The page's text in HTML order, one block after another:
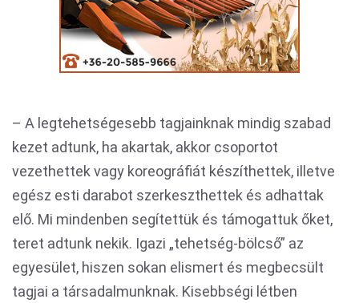
– A legtehetségesebb tagjainknak mindig szabad
kezet adtunk, ha akartak, akkor csoportot
vezethettek vagy koreográfiát készíthettek, illetve
egész esti darabot szerkeszthettek és adhattak
elő. Mi mindenben segítettük és támogattuk őket,
teret adtunk nekik. Igazi „tehetség-bölcső” az
egyesület, hiszen sokan elismert és megbecsült
tagjai a társadalmunknak. Kisebbségi létben